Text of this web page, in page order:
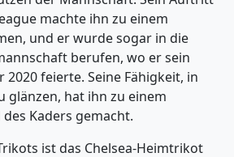
machte ihn zu einem
und er wurde sogar in die
berufen, wo er sein
feierte. Seine Fähigkeit, in
glänzen, hat ihn zu einem
Kaders gemacht.
ist das Chelsea-Heimtrikot